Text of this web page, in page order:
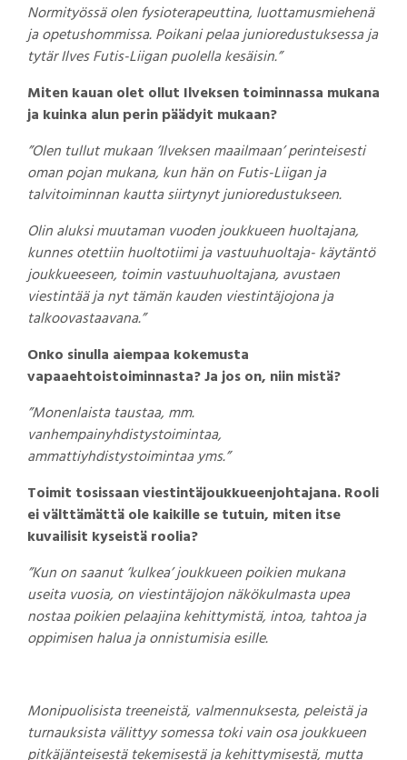
Normityössä olen fysioterapeuttina, luottamusmiehenä
ja opetushommissa. Poikani pelaa junioredustuksessa ja
tytär Ilves Futis-Liigan puolella kesäisin.”
Miten kauan olet ollut Ilveksen toiminnassa mukana
ja kuinka alun perin päädyit mukaan?
”Olen tullut mukaan ’Ilveksen maailmaan’ perinteisesti
oman pojan mukana, kun hän on Futis-Liigan ja
talvitoiminnan kautta siirtynyt junioredustukseen.
Olin aluksi muutaman vuoden joukkueen huoltajana,
kunnes otettiin huoltotiimi ja vastuuhuoltaja- käytäntö
joukkueeseen, toimin vastuuhuoltajana, avustaen
viestintää ja nyt tämän kauden viestintäjojona ja
talkoovastaavana.”
Onko sinulla aiempaa kokemusta
vapaaehtoistoiminnasta? Ja jos on, niin mistä?
”Monenlaista taustaa, mm.
vanhempainyhdistystoimintaa,
ammattiyhdistystoimintaa yms.”
Toimit tosissaan viestintäjoukkueenjohtajana. Rooli
ei välttämättä ole kaikille se tutuin, miten itse
kuvailisit kyseistä roolia?
”Kun on saanut ’kulkea’ joukkueen poikien mukana
useita vuosia, on viestintäjojon näkökulmasta upea
nostaa poikien pelaajina kehittymistä, intoa, tahtoa ja
oppimisen halua ja onnistumisia esille.
Monipuolisista treeneistä, valmennuksesta, peleistä ja
turnauksista välittyy somessa toki vain osa joukkueen
pitkäjänteisestä tekemisestä ja kehittymisestä, mutta